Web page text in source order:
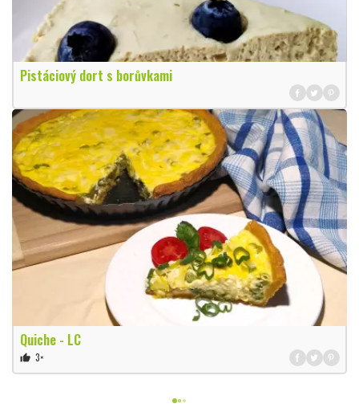
Pistáciový dort s borůvkami
Quiche - LC
thumb_up 3×